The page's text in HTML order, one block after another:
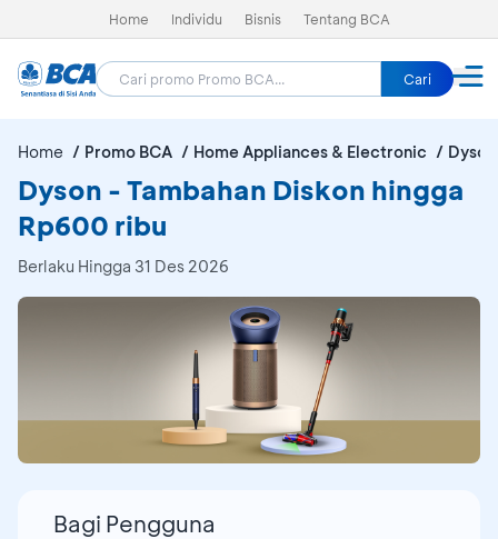
Home Individu Bisnis Tentang BCA
Cari
Home Promo BCA Home Appliances & Electronic Dyson
Dyson - Tambahan Diskon hingga
Rp600 ribu
Berlaku Hingga 31 Des 2026
Bagi Pengguna